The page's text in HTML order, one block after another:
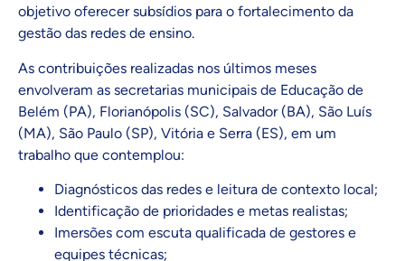
objetivo oferecer subsídios para o fortalecimento da
gestão das redes de ensino.
As contribuições realizadas nos últimos meses
envolveram as secretarias municipais de Educação de
Belém (PA), Florianópolis (SC), Salvador (BA), São Luís
(MA), São Paulo (SP), Vitória e Serra (ES), em um
trabalho que contemplou:
Diagnósticos das redes e leitura de contexto local;
Identificação de prioridades e metas realistas;
Imersões com escuta qualificada de gestores e
equipes técnicas;